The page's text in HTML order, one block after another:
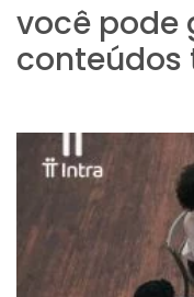
você pode
conteúdos